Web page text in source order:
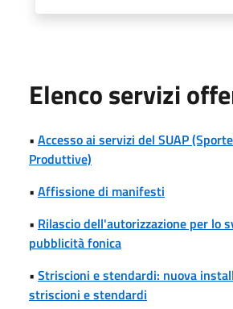
Elenco servizi
• Accesso ai servizi del SUAP
Produttive)
• Affissione di manifesti
• Rilascio dell'autorizzazione per lo
pubblicità fonica
• Striscioni e stendardi: nuova
striscioni e stendardi